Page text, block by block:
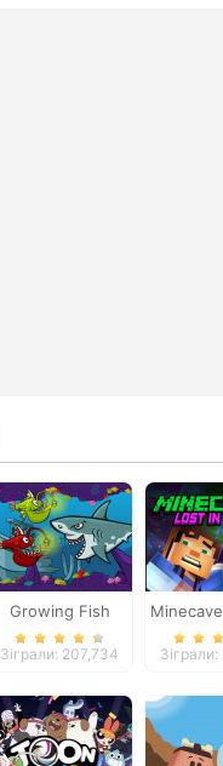
Growing Fish
Зіграли: 207,734